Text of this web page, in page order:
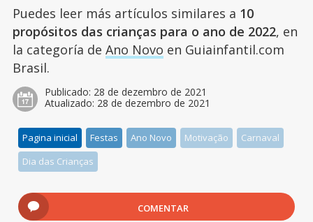
Puedes leer más artículos similares a 10
propósitos das crianças para o ano de 2022, en
la categoría de Ano Novo en Guiainfantil.com
Brasil.
Publicado: 28 de dezembro de 2021
Atualizado: 28 de dezembro de 2021
Pagina inicial Festas Ano Novo Motivação
Carnaval
Dia das Crianças
COMENTAR